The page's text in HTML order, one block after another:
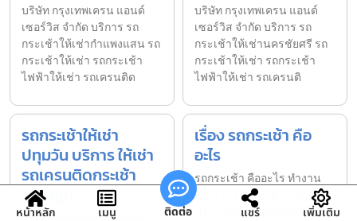
บริษัท กรุงเทพเครน แอนด์
เซอร์วิส จำกัด บริการ รถ
กระเช้าให้เช่ากำแพงแสน รถ
กระเช้าให้เช่า รถกระเช้า
ไฟฟ้าให้เช่า รถเครนติด
บริษัท กรุงเทพเครน แอนด์
เซอร์วิส จำกัด บริการ รถ
กระเช้าให้เช่านครชัยศรี รถ
กระเช้าให้เช่า รถกระเช้า
ไฟฟ้าให้เช่า รถเครนติ
รถกระเช้าให้เช่า
ปทุมวัน บริการ ให้เช่า
รถเครนติดกระเช้า
ราคาถูก
เรื่อง รถกระเช้า คือ
อะไร
รถกระเช้า คืออะไร ทำงาน
อย่างไร รถกระเช้า เป็นรถ
ประเภทหนึ่งที่ถูกคิดค้นขึ้นมา
หน้าหลัก เมนู ติดต่อ แชร์ เพิ่มเติม